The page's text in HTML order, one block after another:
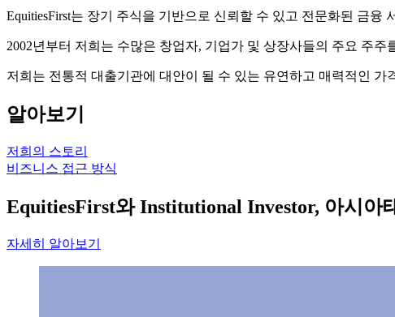
EquitiesFirst는 장기 주식을 기반으로 신뢰할 수 있고 전문화된 금융
2002년부터 저희는 수많은 창업자, 기업가 및 상장사들의 주요 주
저희는 전통적 대출기관에 대안이 될 수 있는 유연하고 매력적인
알아보기
저희의 스토리
비즈니스 접근 방식
EquitiesFirst와 Institutional Investor, 아시아
자세히 알아보기